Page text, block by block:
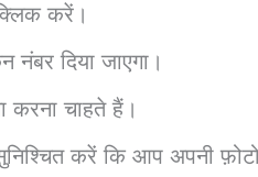
करें।
दिया जाएगा।
चाहते हैं।
करें कि आप अपनी